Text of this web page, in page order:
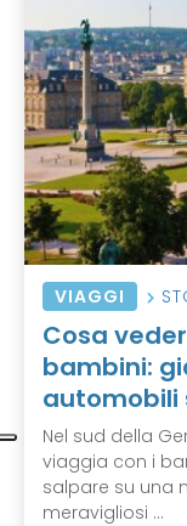
VIAGGI
Cosa
bambini:
automobili
Nel sud della
viaggia con i
salpare su una
meravigliosi ...